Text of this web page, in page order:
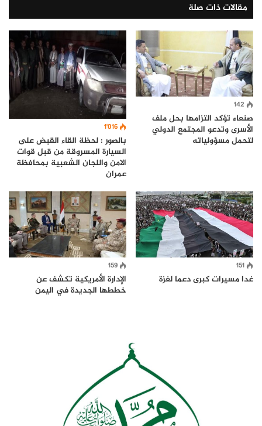
مقالات ذات صلة
142
صنعاء تؤكد التزامها بحل ملف
الأسرى وتدعو المجتمع الدولي
لتحمل مسؤولياته
1٬016
بالصور : لحظة القاء القبض على
السيارة المسروقة من قبل قوات
الامن واللجان الشعبية بمحافظة
عمران
151
غدا مسيرات كبرى دعما لغزة
159
الإدارة الأمريكية تكشف عن
خططها الجديدة في اليمن